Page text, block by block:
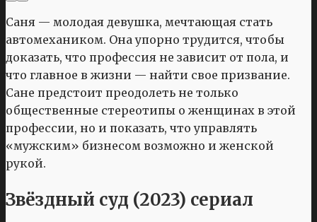
Саня — молодая девушка, мечтающая стать
автомехаником. Она упорно трудится, чтобы
доказать, что профессия не зависит от пола, и
что главное в жизни — найти свое призвание.
Сане предстоит преодолеть не только
общественные стереотипы о женщинах в этой
профессии, но и показать, что управлять
«мужским» бизнесом возможно и женской
рукой.
Звёздный суд (2023) сериал